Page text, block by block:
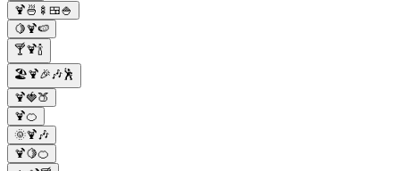
🍹🍜🍢🍱🍚
🍋🍹🍉
🍸🍹🍾
🏖️🍹🎉🎶🕺
🍹🍓🍑
🍹🍊
🌞🍹🎶
🍹🍋🍊